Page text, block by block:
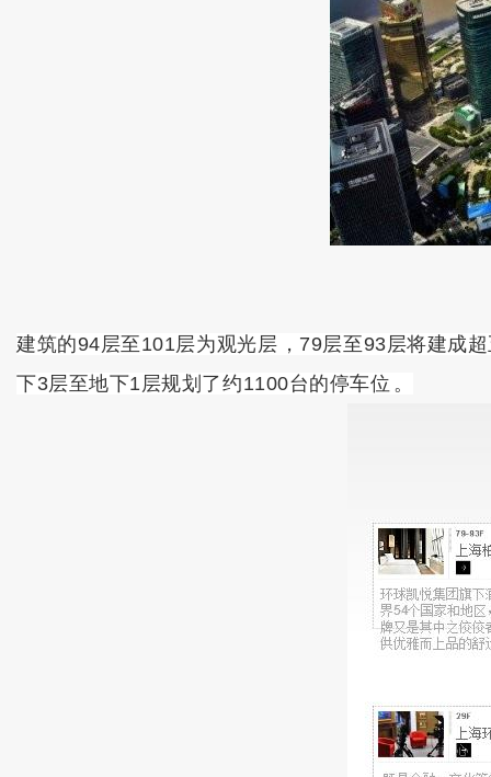
建筑的94层至101层为观光层，79层至93层将建成超五
下3层至地下1层规划了约1100台的停车位。